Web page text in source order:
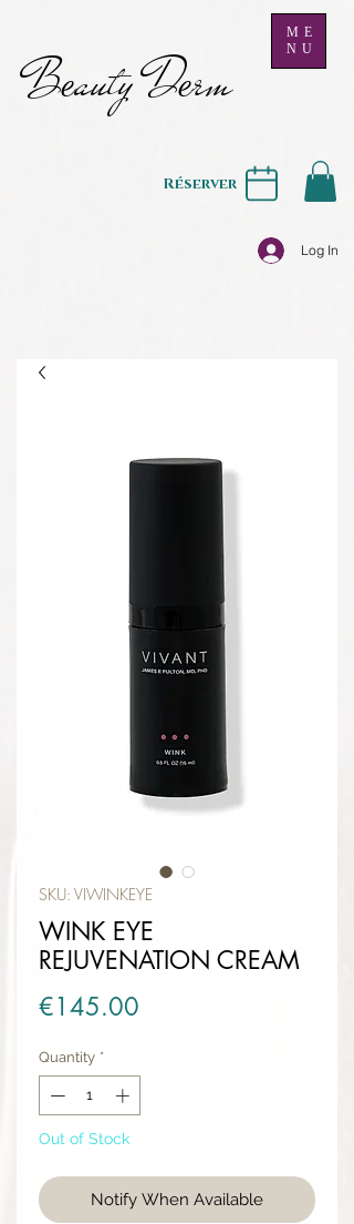
Beauty Derm
ME
NU
Log In
Réserver
SKU: VIWINKEYE
WINK EYE
REJUVENATION CREAM
€145.00
Quantity *
Out of Stock
Notify When Available